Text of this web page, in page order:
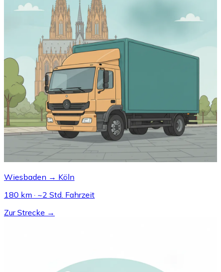
Wiesbaden → Köln
180 km · ~2 Std. Fahrzeit
Zur Strecke →